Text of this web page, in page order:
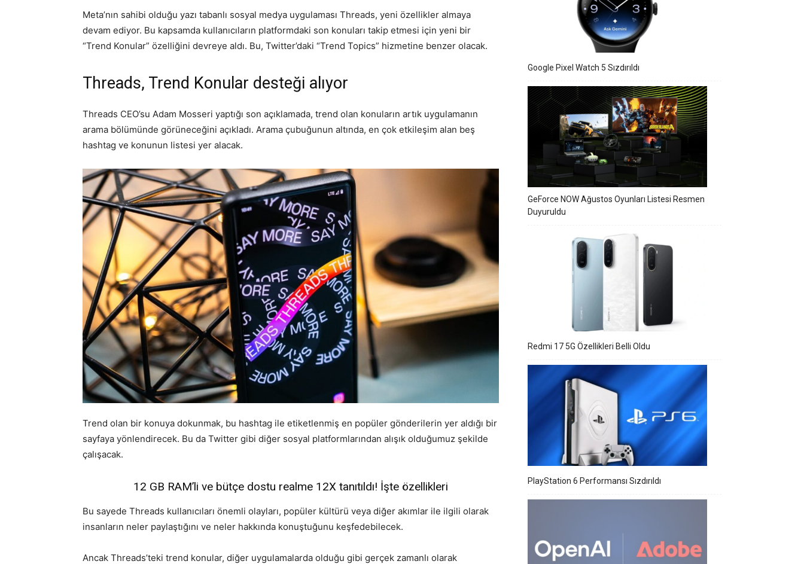
Meta’nın sahibi olduğu yazı tabanlı sosyal medya uygulaması Threads, yeni özellikler almaya
devam ediyor. Bu kapsamda kullanıcıların platformdaki son konuları takip etmesi için yeni bir
“Trend Konular” özelliğini devreye aldı. Bu, Twitter’daki “Trend Topics” hizmetine benzer olacak.
Threads, Trend Konular desteği alıyor
Threads CEO’su Adam Mosseri yaptığı son açıklamada, trend olan konuların artık uygulamanın
arama bölümünde görüneceğini açıkladı. Arama çubuğunun altında, en çok etkileşim alan beş
hashtag ve konunun listesi yer alacak.
Trend olan bir konuya dokunmak, bu hashtag ile etiketlenmiş en popüler gönderilerin yer aldığı bir
sayfaya yönlendirecek. Bu da Twitter gibi diğer sosyal platformlarından alışık olduğumuz şekilde
çalışacak.
12 GB RAM’li ve bütçe dostu realme 12X tanıtıldı! İşte özellikleri
Bu sayede Threads kullanıcıları önemli olayları, popüler kültürü veya diğer akımlar ile ilgili olarak
insanların neler paylaştığını ve neler hakkında konuştuğunu keşfedebilecek.
Ancak Threads’teki trend konular, diğer uygulamalarda olduğu gibi gerçek zamanlı olarak
Google Pixel Watch 5 Sızdırıldı
GeForce NOW Ağustos Oyunları Listesi Resmen
Duyuruldu
Redmi 17 5G Özellikleri Belli Oldu
PlayStation 6 Performansı Sızdırıldı